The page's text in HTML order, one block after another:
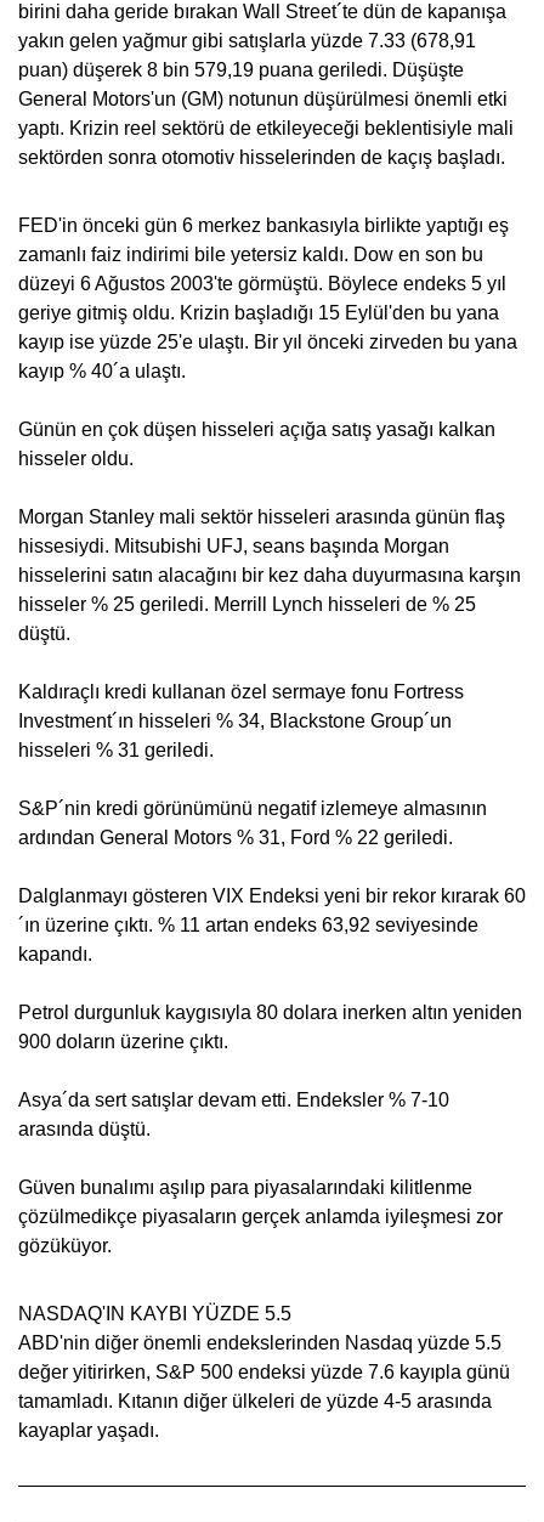
birini daha geride bırakan Wall Street´te dün de kapanışa
yakın gelen yağmur gibi satışlarla yüzde 7.33 (678,91
puan) düşerek 8 bin 579,19 puana geriledi. Düşüşte
General Motors'un (GM) notunun düşürülmesi önemli etki
yaptı. Krizin reel sektörü de etkileyeceği beklentisiyle mali
sektörden sonra otomotiv hisselerinden de kaçış başladı.
FED'in önceki gün 6 merkez bankasıyla birlikte yaptığı eş
zamanlı faiz indirimi bile yetersiz kaldı. Dow en son bu
düzeyi 6 Ağustos 2003'te görmüştü. Böylece endeks 5 yıl
geriye gitmiş oldu. Krizin başladığı 15 Eylül'den bu yana
kayıp ise yüzde 25'e ulaştı. Bir yıl önceki zirveden bu yana
kayıp % 40´a ulaştı.
Günün en çok düşen hisseleri açığa satış yasağı kalkan
hisseler oldu.
Morgan Stanley mali sektör hisseleri arasında günün flaş
hissesiydi. Mitsubishi UFJ, seans başında Morgan
hisselerini satın alacağını bir kez daha duyurmasına karşın
hisseler % 25 geriledi. Merrill Lynch hisseleri de % 25
düştü.
Kaldıraçlı kredi kullanan özel sermaye fonu Fortress
Investment´ın hisseleri % 34, Blackstone Group´un
hisseleri % 31 geriledi.
S&P´nin kredi görünümünü negatif izlemeye almasının
ardından General Motors % 31, Ford % 22 geriledi.
Dalglanmayı gösteren VIX Endeksi yeni bir rekor kırarak 60
´ın üzerine çıktı. % 11 artan endeks 63,92 seviyesinde
kapandı.
Petrol durgunluk kaygısıyla 80 dolara inerken altın yeniden
900 doların üzerine çıktı.
Asya´da sert satışlar devam etti. Endeksler % 7-10
arasında düştü.
Güven bunalımı aşılıp para piyasalarındaki kilitlenme
çözülmedikçe piyasaların gerçek anlamda iyileşmesi zor
gözüküyor.
NASDAQ'IN KAYBI YÜZDE 5.5
ABD'nin diğer önemli endekslerinden Nasdaq yüzde 5.5
değer yitirirken, S&P 500 endeksi yüzde 7.6 kayıpla günü
tamamladı. Kıtanın diğer ülkeleri de yüzde 4-5 arasında
kayaplar yaşadı.